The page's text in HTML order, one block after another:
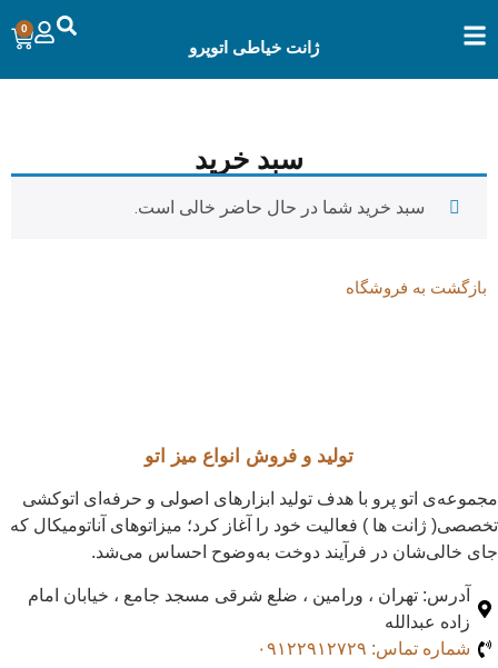
ژانت خیاطی اتوپرو
0
سبد خرید
سبد خرید شما در حال حاضر خالی است.
بازگشت به فروشگاه
تولید و فروش انواع میز اتو
مجموعه‌ی اتو پرو با هدف تولید ابزارهای اصولی و حرفه‌ای اتوکشی
تخصصی( ژانت ها ) فعالیت خود را آغاز کرد؛ میزاتوهای آناتومیکال که
جای خالی‌شان در فرآیند دوخت به‌وضوح احساس می‌شد.
آدرس: تهران ، ورامین ، ضلع شرقی مسجد جامع ، خیابان امام
زاده عبدالله
شماره تماس: ۰۹۱۲۲۹۱۲۷۲۹